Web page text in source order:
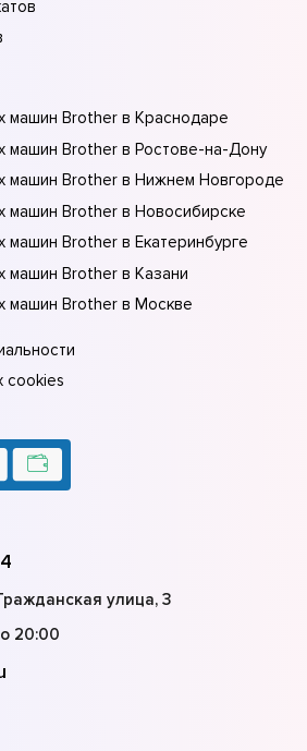
машин Brother в Краснодаре
машин Brother в Ростове-на-Донy
машин Brother в Нижнем Новгороде
машин Brother в Новосибирске
машин Brother в Екатеринбурге
машин Brother в Казани
машин Brother в Москве
cookies
улица, 3
20:00